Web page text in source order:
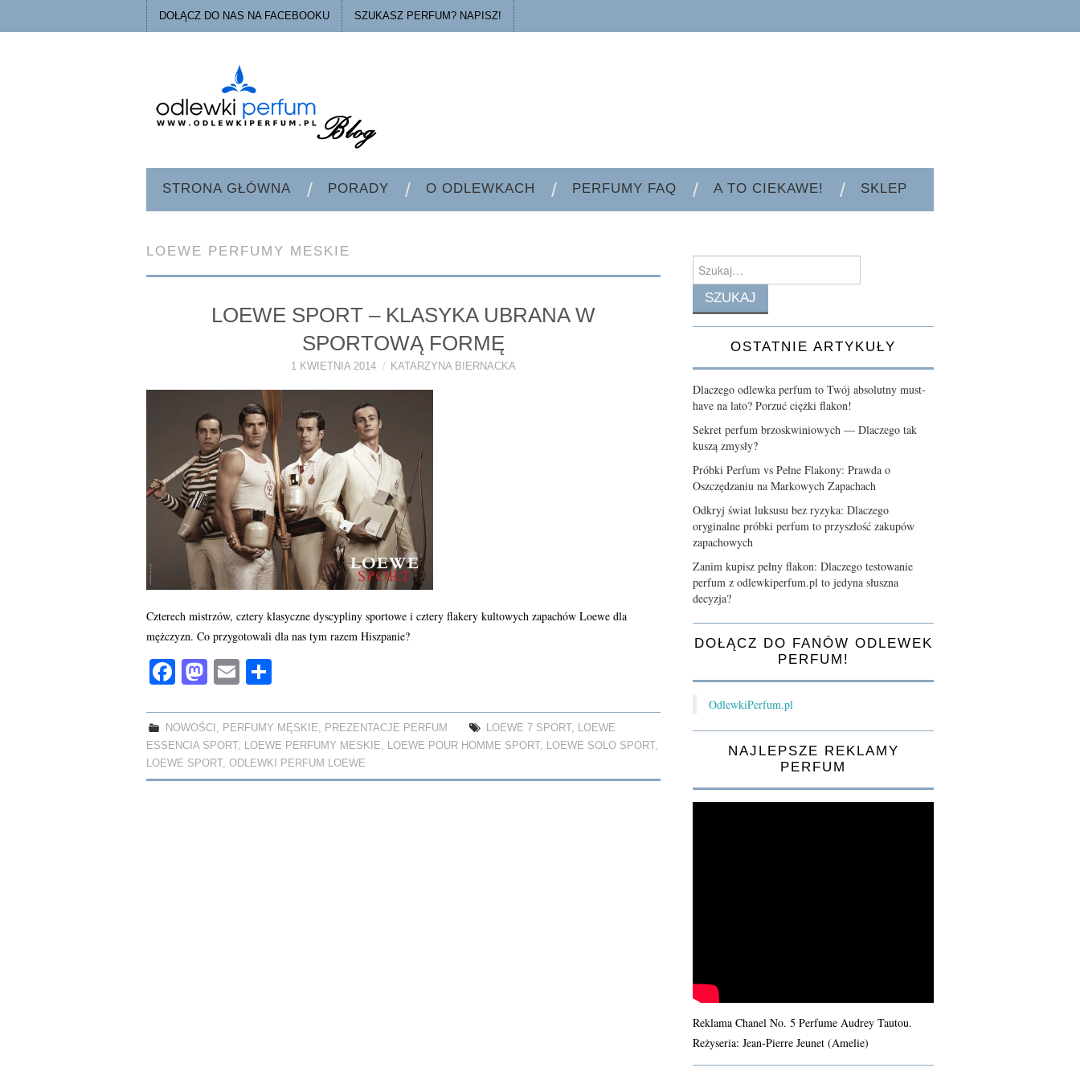
DOŁĄCZ DO NAS NA FACEBOOKU SZUKASZ PERFUM? NAPISZ!
STRONA GŁÓWNA PORADY O ODLEWKACH PERFUMY FAQ A TO CIEKAWE! SKLEP
LOEWE PERFUMY MESKIE
LOEWE SPORT – KLASYKA UBRANA W
SPORTOWĄ FORMĘ
1 KWIETNIA 2014 KATARZYNA BIERNACKA
Czterech mistrzów, cztery klasyczne dyscypliny sportowe i cztery flakery kultowych zapachów Loewe dla
mężczyzn. Co przygotowali dla nas tym razem Hiszpanie?
Fa
bo
ok
M
to
do
n
E
ailre
NOWOŚCI , PERFUMY MĘSKIE, PREZENTACJE PERFUM LOEWE 7 SPORT , LOEWE
ESSENCIA SPORT , LOEWE PERFUMY MESKIE, LOEWE POUR HOMME SPORT , LOEWE SOLO SPORT ,
LOEWE SPORT , ODLEWKI PERFUM LOEWE
Search
for:
OSTATNIE ARTYKUŁY
Dlaczego odlewka perfum to Twój absolutny must-
have na lato? Porzuć ciężki flakon!
Sekret perfum brzoskwiniowych — Dlaczego tak
kuszą zmysły?
Próbki Perfum vs Pełne Flakony: Prawda o
Oszczędzaniu na Markowych Zapachach
Odkryj świat luksusu bez ryzyka: Dlaczego
oryginalne próbki perfum to przyszłość zakupów
zapachowych
Zanim kupisz pełny flakon: Dlaczego testowanie
perfum z odlewkiperfum.pl to jedyna słuszna
decyzja?
DOŁĄCZ DO FANÓW ODLEWEK
PERFUM!
OdlewkiPerfum.pl
NAJLEPSZE REKLAMY
PERFUM
Reklama Chanel No. 5 Perfume Audrey Tautou.
Reżyseria: Jean-Pierre Jeunet (Amelie)